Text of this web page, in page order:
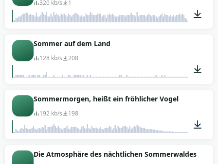
320 kb/s 1
Sommer auf dem Land
128 kb/s 208
Sommermorgen, heißt ein fröhlicher Vogel
192 kb/s 198
00:15
Die Atmosphäre des nächtlichen Sommerwaldes